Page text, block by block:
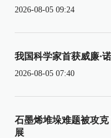
2026-08-05 09:24
我国科学家首获威廉·
2026-08-05 07:40
石墨烯堆垛难题被攻
展